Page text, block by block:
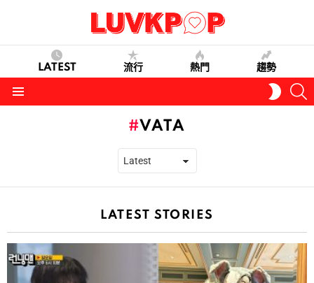
LATEST 流行 熱門 趨勢
SKIN
VATA
LATEST STORIES